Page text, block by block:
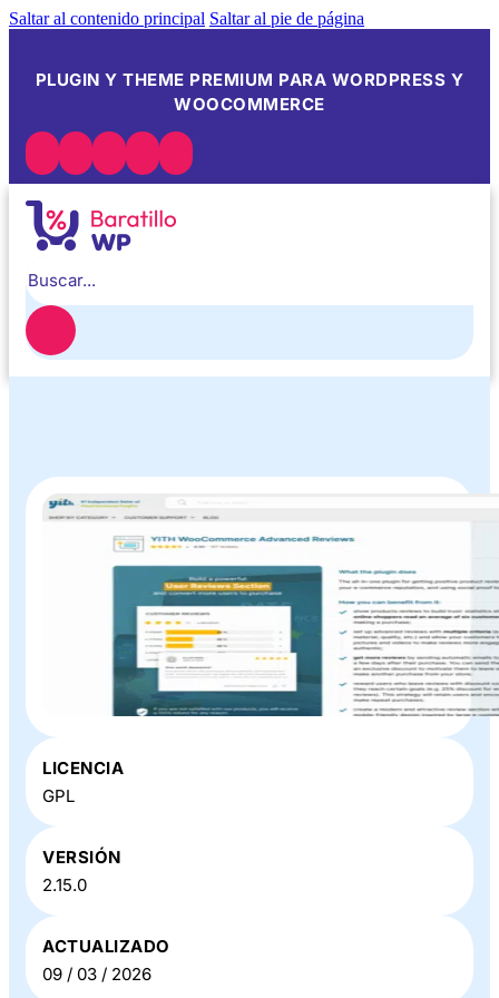
Saltar al contenido principal Saltar al pie de página
PLUGIN Y THEME PREMIUM PARA WORDPRESS Y
WOOCOMMERCE
Reviews» en Baratillo WP
LICENCIA
GPL
VERSIÓN
2.15.0
ACTUALIZADO
09 / 03 / 2026